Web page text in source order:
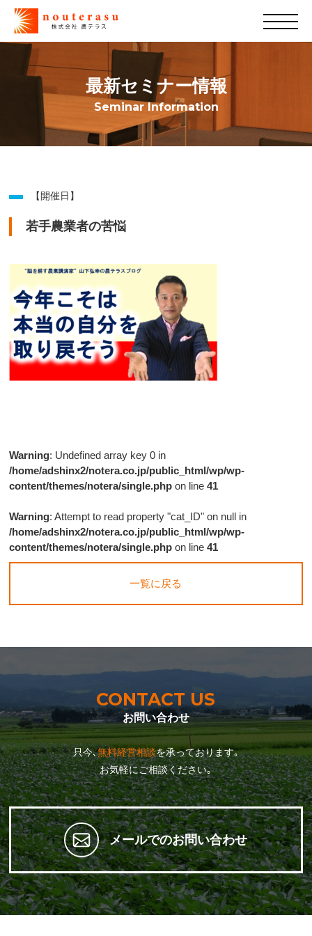
最新セミナー情報
Seminar Information
【開催日】
若手農業者の苦悩
Warning: Undefined array key 0 in
/home/adshinx2/notera.co.jp/public_html/wp/wp-
content/themes/notera/single.php on line41
Warning: Attempt to read property "cat_ID" on null in
/home/adshinx2/notera.co.jp/public_html/wp/wp-
content/themes/notera/single.php on line41
一覧に戻る
CONTACT US
お問い合わせ
只今､無料経営相談を承っております｡
お気軽にご相談ください｡
メールでのお問い合わせ